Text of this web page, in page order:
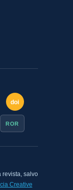
doi
ROR
revista, salvo
Creative